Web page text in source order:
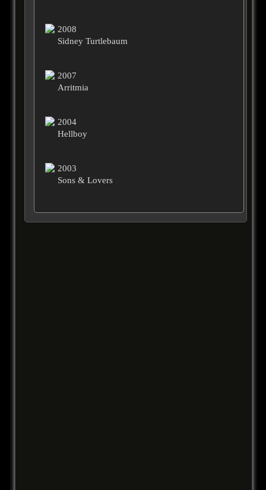
2008
Sidney Turtlebaum
2007
Arritmia
2004
Hellboy
2003
Sons & Lovers